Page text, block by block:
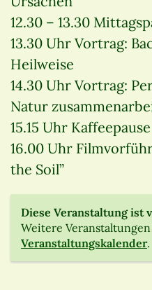
12.30 – 13.30
13.30 Uhr Vortrag:
Heilweise
14.30 Uhr Vortrag:
Natur
15.15 Uhr Kaffeepause
16.00 Uhr
the Soil”
Diese Veranstaltung ist
Weitere
Veranstaltungskalender.